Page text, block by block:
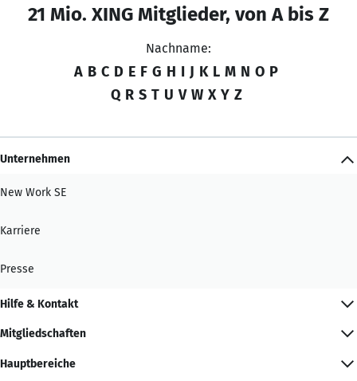
21 Mio. XING Mitglieder, von A bis Z
Nachname:
A B C D E F G H I J K L M N O P
Q R S T U V W X Y Z
Unternehmen
New Work SE
Karriere
Presse
Hilfe & Kontakt
Mitgliedschaften
Hauptbereiche